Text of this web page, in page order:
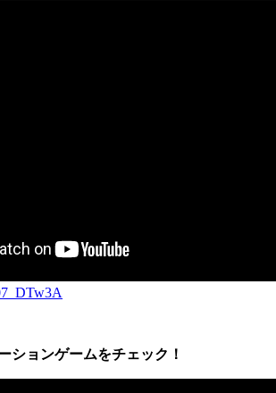
ションゲームをチェック！